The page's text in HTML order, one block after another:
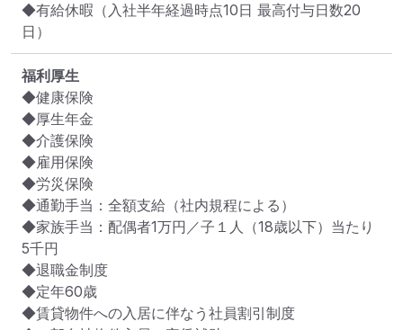
◆有給休暇（入社半年経過時点10日 最高付与日数20
日）
福利厚生
◆健康保険
◆厚生年金
◆介護保険
◆雇用保険
◆労災保険
◆通勤手当：全額支給（社内規程による）
◆家族手当：配偶者1万円／子１人（18歳以下）当たり
5千円
◆退職金制度
◆定年60歳
◆賃貸物件への入居に伴なう社員割引制度